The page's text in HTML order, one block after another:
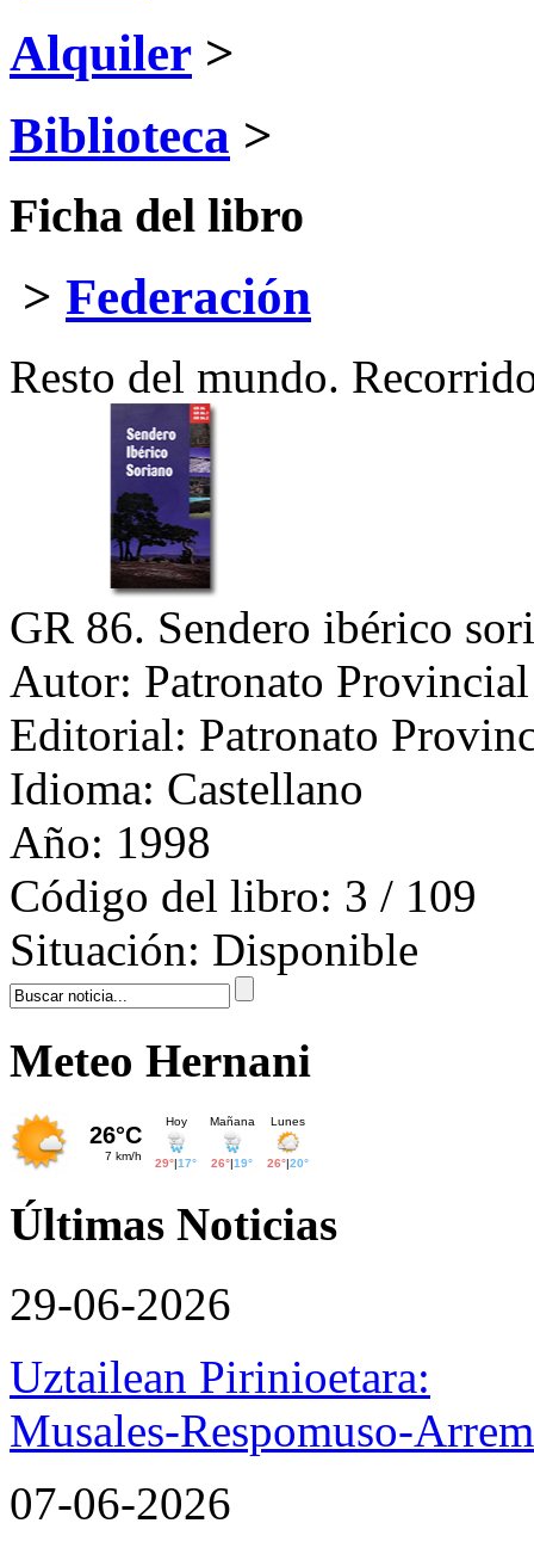
Alquiler >
Biblioteca >
Ficha del libro
> Federación
Resto del mundo.
GR 86. Sendero ibérico
Autor: Patronato
Editorial: Patronato
Idioma: Castellano
Año: 1998
Código del libro: 3 / 109
Situación: Disponible
Meteo Hernani
Últimas Noticias
29-06-2026
Uztailean Pirinioetara:
Musales-Respomuso-
07-06-2026